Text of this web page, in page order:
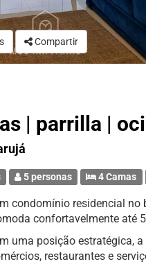
Compartir
| parrilla |
5 personas 4 Camas
condomínio residencial no
confortavelmente até
uma posição estratégica,
restaurantes e